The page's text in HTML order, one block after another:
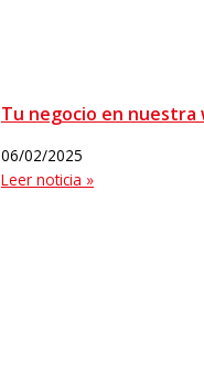
Tu negocio en nuestra
06/02/2025
Leer noticia »